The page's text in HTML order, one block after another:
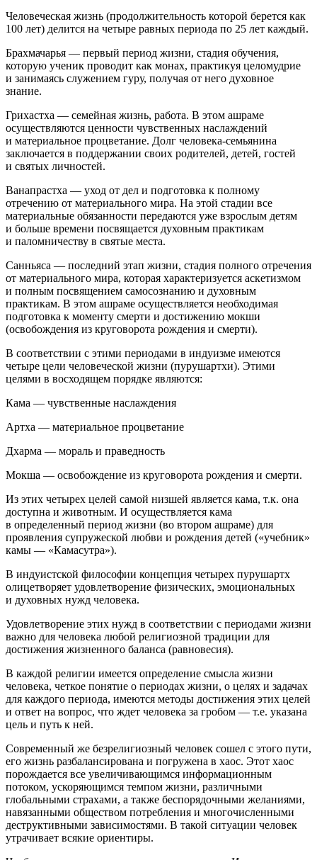
Человеческая жизнь (продолжительность которой берется как
100 лет) делится на четыре равных периода по 25 лет каждый.
Брахмачарья — первый период жизни, стадия обучения,
которую ученик проводит как монах, практикуя целомудрие
и занимаясь служением гуру, получая от него духовное
знание.
Грихастха — семейная жизнь, работа. В этом ашраме
осуществляются ценности чувственных наслаждений
и материальное процветание. Долг человека-семьянина
заключается в поддержании своих родителей, детей, гостей
и святых личностей.
Ванапрастха — уход от дел и подготовка к полному
отречению от материального мира. На этой стадии все
материальные обязанности передаются уже взрослым детям
и больше времени посвящается духовным практикам
и паломничеству в святые места.
Санньяса — последний этап жизни, стадия полного отречения
от материального мира, которая характеризуется аскетизмом
и полным посвящением самосознанию и духовным
практикам. В этом ашраме осуществляется необходимая
подготовка к моменту смерти и достижению мокши
(освобождения из круговорота рождения и смерти).
В соответствии с этими периодами в индуизме имеются
четыре цели человеческой жизни (пурушартхи). Этими
целями в восходящем порядке являются:
Кама — чувственные наслаждения
Артха — материальное процветание
Дхарма — мораль и праведность
Мокша — освобождение из круговорота рождения и смерти.
Из этих четырех целей самой низшей является кама, т.к. она
доступна и животным. И осуществляется кама
в определенный период жизни (во втором ашраме) для
проявления супружеской любви и рождения детей («учебник»
камы — «Камасутра»).
В индуистской философии концепция четырех пурушартх
олицетворяет удовлетворение физических, эмоциональных
и духовных нужд человека.
Удовлетворение этих нужд в соответствии с периодами жизни
важно для человека любой религиозной традиции для
достижения жизненного баланса (равновесия).
В каждой религии имеется определение смысла жизни
человека, четкое понятие о периодах жизни, о целях и задачах
для каждого периода, имеются методы достижения этих целей
и ответ на вопрос, что ждет человека за гробом — т.е. указана
цель и путь к ней.
Современный же безрелигиозный человек сошел с этого пути,
его жизнь разбалансирована и погружена в хаос. Этот хаос
порождается все увеличивающимся информационным
потоком, ускоряющимся темпом жизни, различными
глобальными страхами, а также беспорядочными желаниями,
навязанными обществом потребления и многочисленными
деструктивными зависимостями. В такой ситуации человек
утрачивает всякие ориентиры.